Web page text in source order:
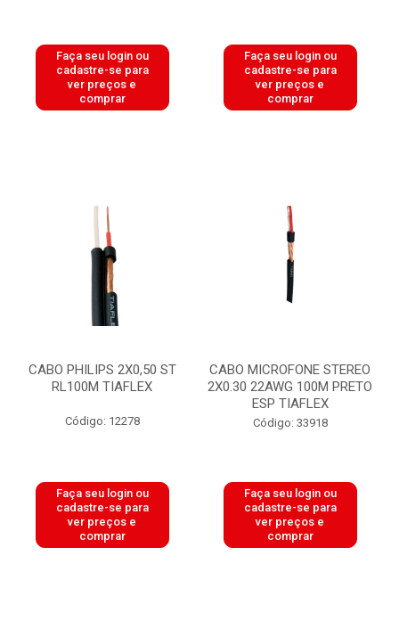
Faça seu login ou
cadastre-se para
ver preços e
comprar
Faça seu login ou
cadastre-se para
ver preços e
comprar
CABO PHILIPS 2X0,50 ST
RL100M TIAFLEX
Código: 12278
Faça seu login ou
cadastre-se para
ver preços e
comprar
CABO MICROFONE STEREO
2X0.30 22AWG 100M PRETO
ESP TIAFLEX
Código: 33918
Faça seu login ou
cadastre-se para
ver preços e
comprar